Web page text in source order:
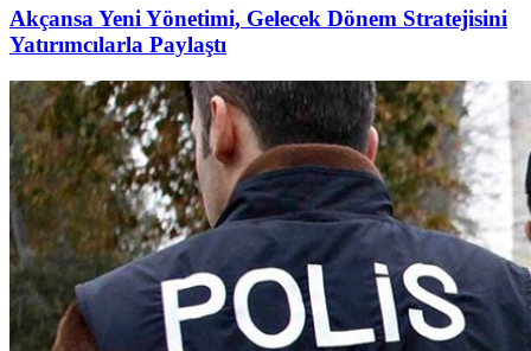
Akçansa Yeni Yönetimi, Gelecek Dönem Stratejisini
Yatırımcılarla Paylaştı